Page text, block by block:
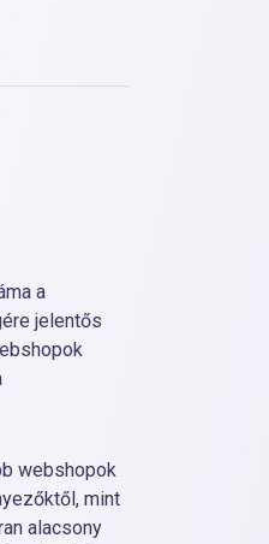
a
jelentős
webshopok
mint
alacsony